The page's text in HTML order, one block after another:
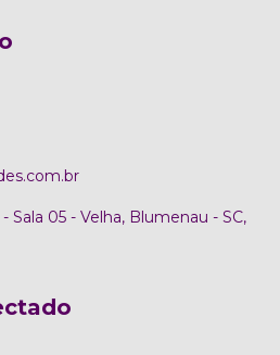
Sala 05 - Velha, Blumenau - SC,